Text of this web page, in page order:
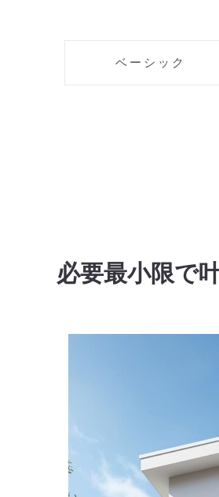
ベーシック
必要最小限で